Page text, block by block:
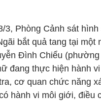
3, Phòng Cảnh sát hình
bắt quả tang tại một
Đình Chiểu (phường
đang thực hiện hành
cơ quan chức năng
hành vi môi giới, điều